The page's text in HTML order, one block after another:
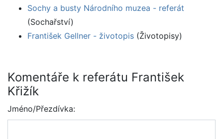
Sochy a busty Národního muzea - referát
(Sochařství)
František Gellner - životopis (Životopisy)
Komentáře k referátu František
Křižík
Jméno/Přezdívka: